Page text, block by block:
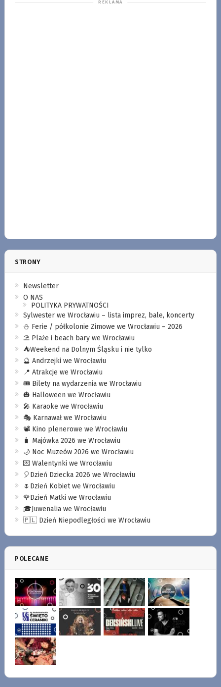
STRONY
Newsletter
O NAS
POLITYKA PRYWATNOŚCI
Sylwester we Wrocławiu – lista imprez, bale, koncerty
⛄️ Ferie / półkolonie Zimowe we Wrocławiu – 2026
⛱️ Plaże i beach bary we Wrocławiu
⛺️Weekend na Dolnym Śląsku i nie tylko
🔮 Andrzejki we Wrocławiu
📍 Atrakcje we Wrocławiu
🎟️ Bilety na wydarzenia we Wrocławiu
🎃 Halloween we Wrocławiu
🎤 Karaoke we Wrocławiu
🎭 Karnawał we Wrocławiu
📽️ Kino plenerowe we Wrocławiu
🧳 Majówka 2026 we Wrocławiu
🌙 Noc Muzeów 2026 we Wrocławiu
💌 Walentynki we Wrocławiu
🎈Dzień Dziecka 2026 we Wrocławiu
🌷Dzień Kobiet we Wrocławiu
🌹Dzień Matki we Wrocławiu
🎓Juwenalia we Wrocławiu
🇵🇱 Dzień Niepodległości we Wrocławiu
POLECANE